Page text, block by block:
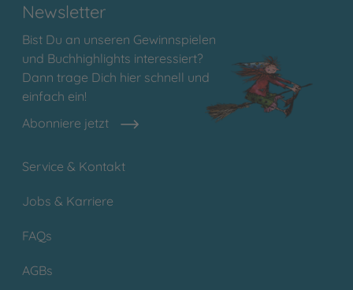
Newsletter
Bist Du an unseren Gewinnspielen
und Buchhighlights interessiert?
Dann trage Dich hier schnell und
einfach ein!
Abonniere jetzt
Service & Kontakt
Jobs & Karriere
FAQs
AGBs